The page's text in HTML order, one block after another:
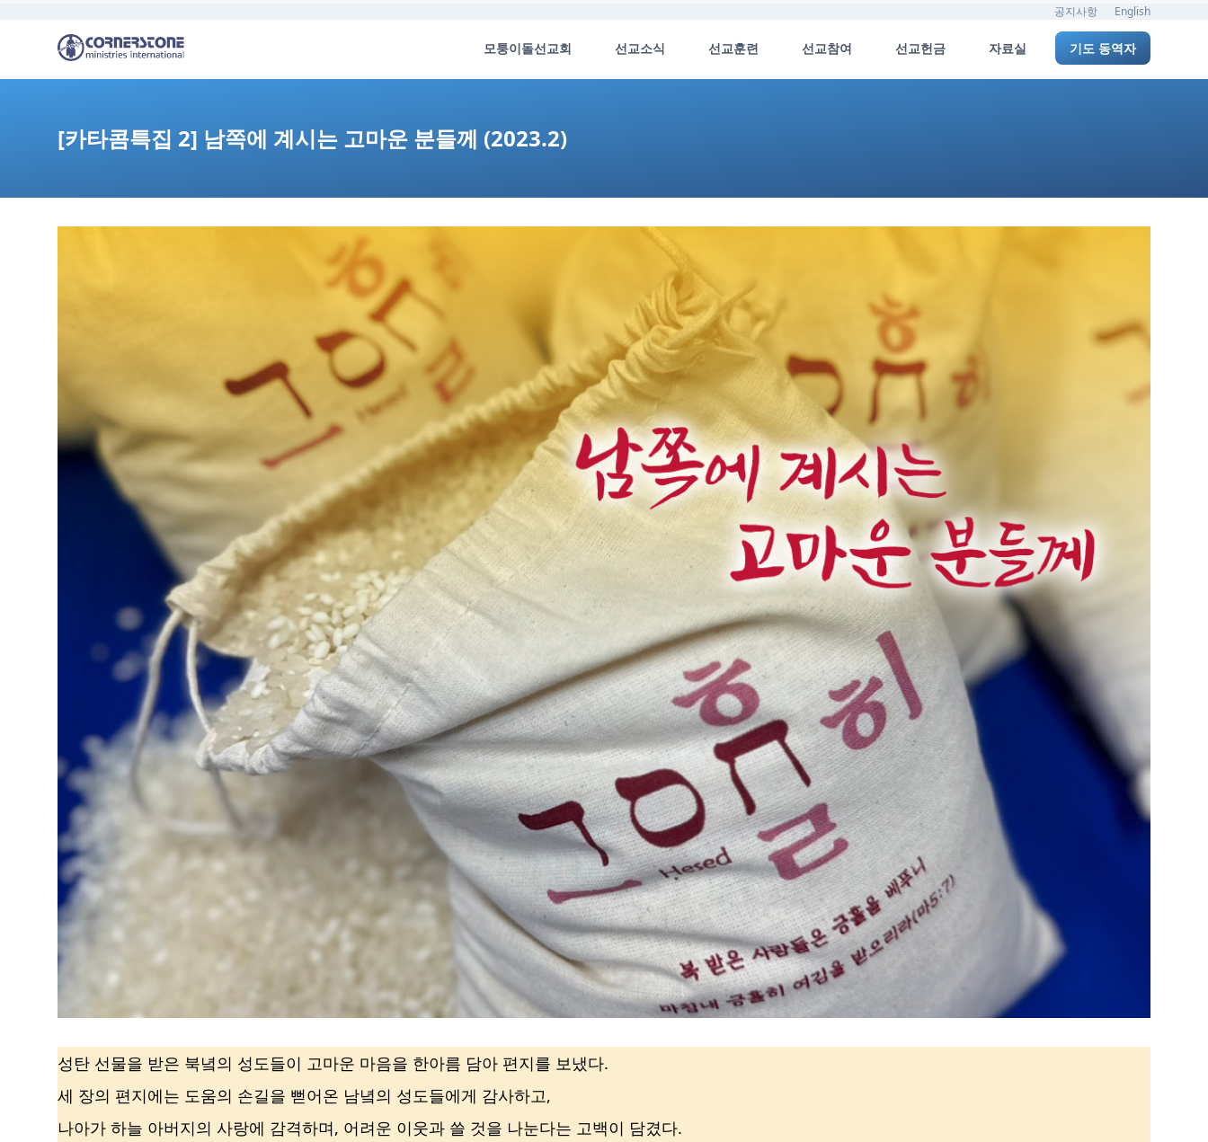
공지사항 English
모퉁이돌선교회 선교소식 선교훈련 선교참여 선교헌금 자료실 기도 동역자
[카타콤특집 2] 남쪽에 계시는 고마운 분들께 (2023.2)
성탄 선물을 받은 북녘의 성도들이 고마운 마음을 한아름 담아 편지를 보냈다.
세 장의 편지에는 도움의 손길을 뻗어온 남녘의 성도들에게 감사하고,
나아가 하늘 아버지의 사랑에 감격하며, 어려운 이웃과 쓸 것을 나눈다는 고백이 담겼다.